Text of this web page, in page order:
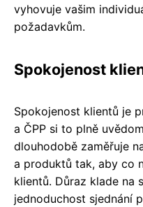
vyhovuje vašim
požadavkům.
Spokojenost
Spokojenost klientů je
a ČPP si to plně
dlouhodobě zaměřuje
a produktů tak, aby co
klientů. Důraz klade na
jednoduchost sjednání